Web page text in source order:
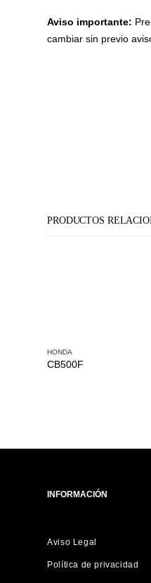
Aviso importante:
cambiar sin previo
PRODUCTOS
HONDA
CB500F
INFORMACIÓN
Aviso Legal
Política de privacidad